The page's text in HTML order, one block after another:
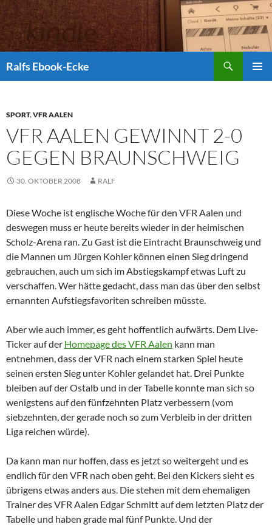
Ralfs Ebook-Ecke
SPORT,VFR AALEN
VFR AALEN GEWINNT 2-0
GEGEN BRAUNSCHWEIG
30. OKTOBER 2008 RALF
Diese Woche ist englische Woche für den VFR Aalen und
deswegen muss er heute bereits wieder in der heimischen
Scholz-Arena ran. Zu Gast ist die Eintracht Braunschweig und
die Mannen um Jürgen Kohler können einen Sieg dringend
gebrauchen, auch um sich im Abstiegskampf etwas Luft zu
verschaffen. Wer hätte gedacht, dass man das über den selbst
ernannten Aufstiegsfavoriten schreiben müsste.
Aber wie auch immer, es geht hoffentlich aufwärts. Dem Live-
Ticker auf der Homepage des VFR Aalen kann man
entnehmen, dass der VFR nach einem starken Spiel heute
seinen ersten Sieg unter Kohler gelandet hat. Drei Punkte
bleiben auf der Ostalb und in der Tabelle konnte man sich so
wenigstens auf den fünfzehnten Platz verbessern (vom
siebzehnten, der gerade noch so zum Verbleib in der dritten
Liga reichen würde).
Da kann man nur hoffen, dass es jetzt so weitergeht und es
endlich für den VFR nach oben geht. Bei den Kickers sieht es
übrigens etwas anders aus. Die stehen mit dem ehemaligen
Trainer des VFR Aalen Edgar Schmitt auf dem letzten Platz der
Tabelle und haben grade mal fünf Punkte. Und der